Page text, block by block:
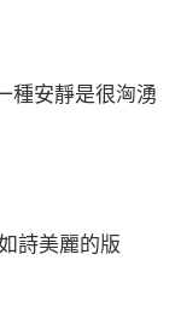
種安靜是很洶湧
詩美麗的版